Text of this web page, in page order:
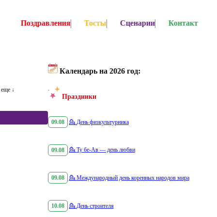
еще ↓
Календарь на 2026 год:
Праздники
09.08 💁 День физкультурника
09.08 💁 Ту бе-Ав — день любви
09.08 💁 Международный день коренных народов мира
10.08 💁 День строителя
Поздравления Тосты Сценарии Контакт